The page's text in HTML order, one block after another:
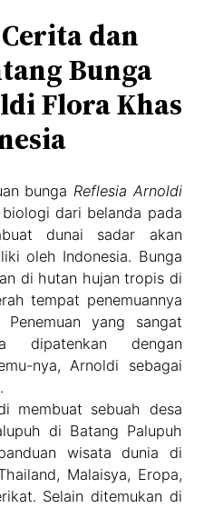
dan
Bunga
Flora Khas
bunga Reflesia Arnoldi
dari belanda pada
dunai sadar akan
oleh Indonesia. Bunga
di hutan hujan tropis di
tempat penemuannya
yang sangat
dipatenkan dengan
nya, Arnoldi sebagai
membuat sebuah desa
di Batang Palupuh
wisata dunia di
Malaisya, Eropa,
Selain ditemukan di